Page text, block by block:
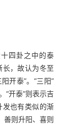
四卦之中的泰
，故认为冬至
开泰”。“三阳”
“开泰”则表示吉
发也有类似的渐
善则升阳、喜则